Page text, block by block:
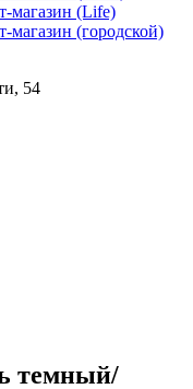
магазин (Life)
магазин (городской)
54
темный/